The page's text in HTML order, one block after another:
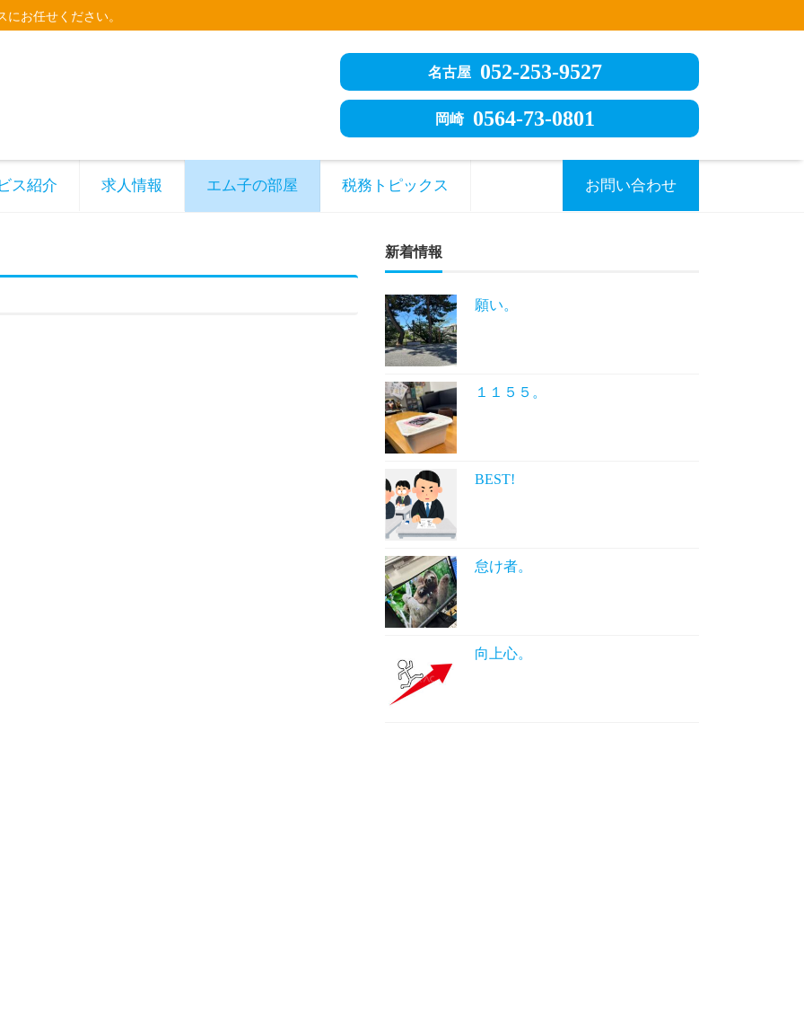
お任せください。
名古屋 052-253-9527
岡崎 0564-73-0801
ス紹介 求人情報 エム子の部屋 税務トピックス お問い合わせ
新着情報
願い。
１１５５。
BEST!
怠け者。
向上心。